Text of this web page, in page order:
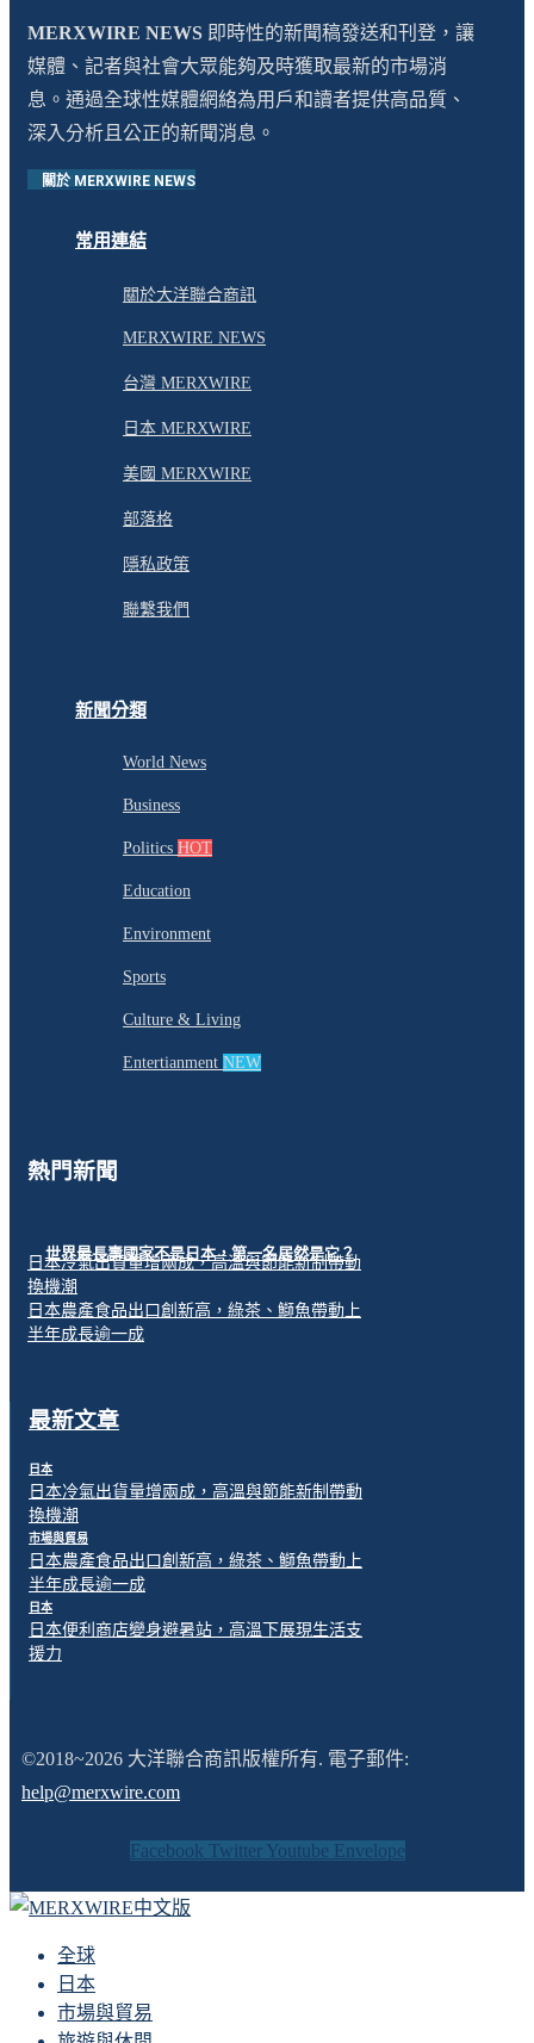
MERXWIRE NEWS 即時性的新聞稿發送和刊登，讓
媒體、記者與社會大眾能夠及時獲取最新的市場消
息。通過全球性媒體網絡為用戶和讀者提供高品質、
深入分析且公正的新聞消息。
關於 MERXWIRE NEWS
常用連結
關於大洋聯合商訊
MERXWIRE NEWS
台灣 MERXWIRE
日本 MERXWIRE
美國 MERXWIRE
部落格
隱私政策
聯繫我們
新聞分類
World News
Business
Politics HOT
Education
Environment
Sports
Culture & Living
Entertianment NEW
熱門新聞
世界最長壽國家不是日本，第一名居然是它？
日本冷氣出貨量增兩成，高溫與節能新制帶動
換機潮
日本農產食品出口創新高，綠茶、鰤魚帶動上
半年成長逾一成
最新文章
日本
日本冷氣出貨量增兩成，高溫與節能新制帶動
換機潮
市場與貿易
日本農產食品出口創新高，綠茶、鰤魚帶動上
半年成長逾一成
日本
日本便利商店變身避暑站，高溫下展現生活支
援力
©2018~2026 大洋聯合商訊版權所有. 電子郵件:
help@merxwire.com
Facebook Twitter Youtube Envelope
全球
日本
市場與貿易